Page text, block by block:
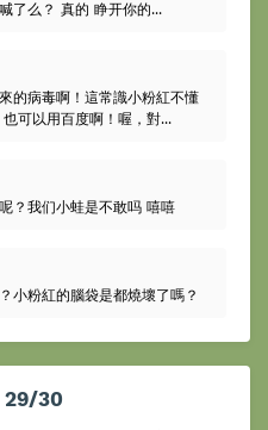
了么？ 真的 睁开你的...
的病毒啊！這常識小粉紅不懂
可以用百度啊！喔，對...
？我们小蛙是不敢吗 嘻嘻
小粉紅的腦袋是都燒壞了嗎？
29/30